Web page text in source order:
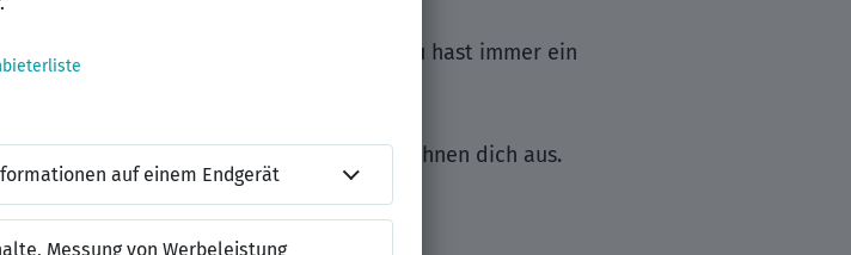
Arbeiten und Teamfähigkeit – und du hast immer ein
Maß an Verantwortungsbewusstsein zeichnen dich aus.